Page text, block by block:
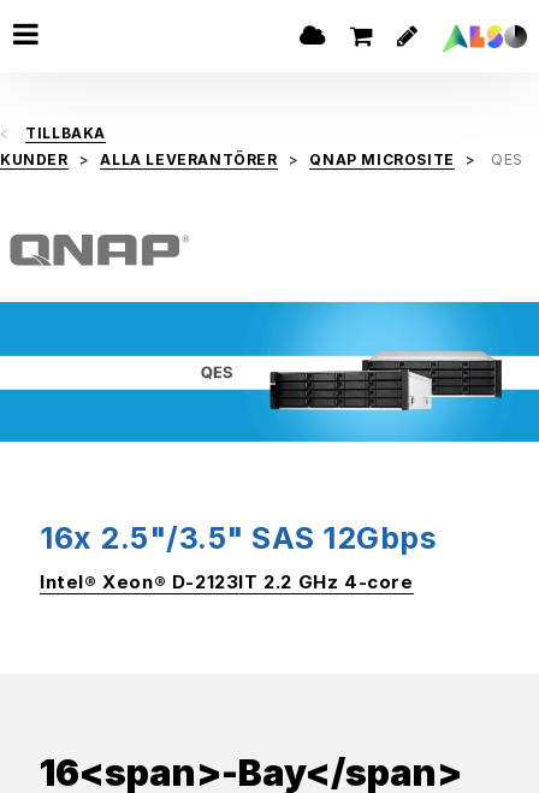
TILLBAKA
KUNDER
ALLA LEVERANTÖRER QNAP MICROSITE QES
16x 2.5"/3.5" SAS 12Gbps
Intel® Xeon® D-2123IT 2.2 GHz 4-core
16<span>-Bay</span>